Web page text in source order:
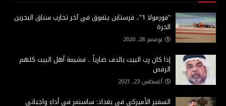
"فورمولا 1".. فرستابن يتفوق في آخر تجارب سباق البحرين
الحرة
نوفمبر 28, 2020
إذا كان رب البيت بالدف ضارباً .. فشيمة أهل البيت كلهم
الرقص
أغسطس 23, 2021
السفير الأميركي في بغداد: ساستمر في أداءِ واجباتي